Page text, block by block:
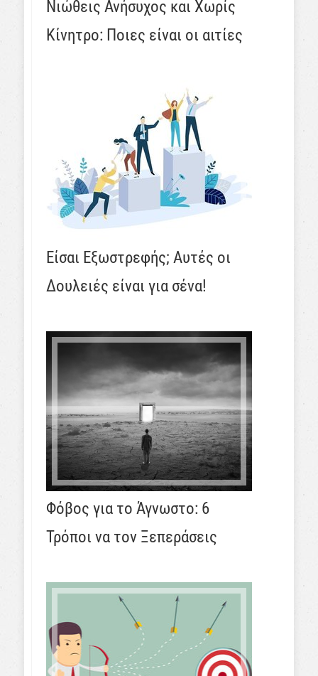
Νιώθεις Ανήσυχος και Χωρίς
Κίνητρο: Ποιες είναι οι αιτίες
Είσαι Εξωστρεφής; Αυτές οι
Δουλειές είναι για σένα!
Φόβος για το Άγνωστο: 6
Τρόποι να τον Ξεπεράσεις